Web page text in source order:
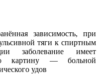
зависимость, при
тяги к спиртным
заболевание имеет
картину — больной
удов